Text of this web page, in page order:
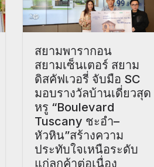
สยามพารากอน
สยามเซ็นเตอร์ สยาม
ดิสคัฟเวอรี่ จับมือ SC
มอบรางวัลบ้านเดี่ยวสุด
หรู “Boulevard
Tuscany ชะอำ–
หัวหิน”สร้างความ
ประทับใจเหนือระดับ
แก่ลูกค้าต่อเนื่อง